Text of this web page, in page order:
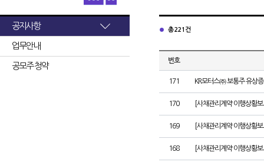
공지사항
업무안내
공모주 청약
총 221건
번호
171 KR모터스㈜ 보통주 유상
170 [사채관리계약 이행상황
169 [사채관리계약 이행상황
168 [사채관리계약 이행상황